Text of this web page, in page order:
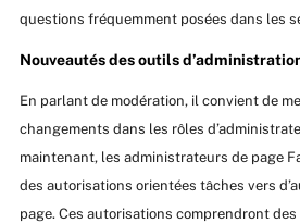
questions fréquemment posées dans les
Nouveautés des outils
En parlant de modération, il convient de
changements dans les rôles
maintenant, les administrateurs de page
des autorisations orientées tâches vers
page. Ces autorisations comprendront